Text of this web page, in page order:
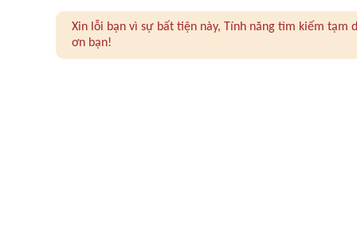
Xin lỗi bạn vì sự bất tiện này, Tính năng tìm kiếm
ơn bạn!